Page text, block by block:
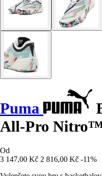
Puma
All-Pro
Od
3 147,00 Kč 2 816,00 Kč -11%